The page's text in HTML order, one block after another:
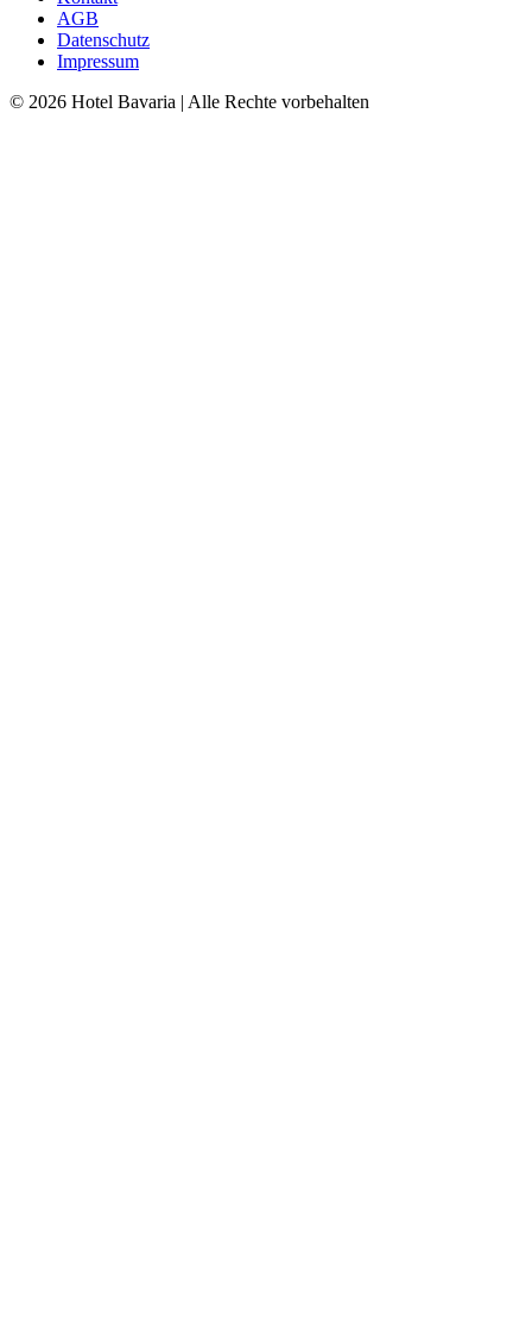
AGB
Datenschutz
Impressum
© 2026 Hotel Bavaria | Alle Rechte vorbehalten